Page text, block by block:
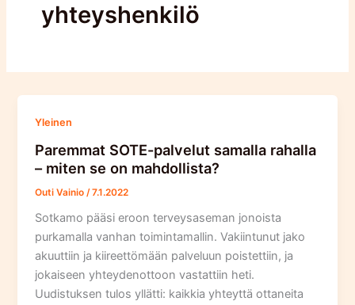
yhteyshenkilö
Yleinen
Paremmat SOTE-palvelut samalla rahalla
– miten se on mahdollista?
Outi Vainio /7.1.2022
Sotkamo pääsi eroon terveysaseman jonoista
purkamalla vanhan toimintamallin. Vakiintunut jako
akuuttiin ja kiireettömään palveluun poistettiin, ja
jokaiseen yhteydenottoon vastattiin heti.
Uudistuksen tulos yllätti: kaikkia yhteyttä ottaneita